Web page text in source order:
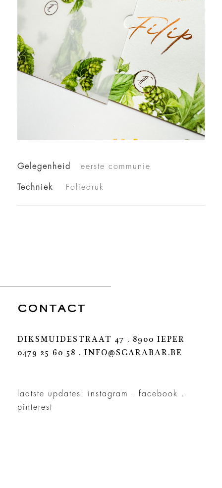
Gelegenheid eerste communie
Techniek Foliedruk
CONTACT
DIKSMUIDESTRAAT 47 . 8900 IEPER
0479 25 60 58 . INFO@SCARABAR.BE
laatste updates: instagram . facebook
.
pinterest